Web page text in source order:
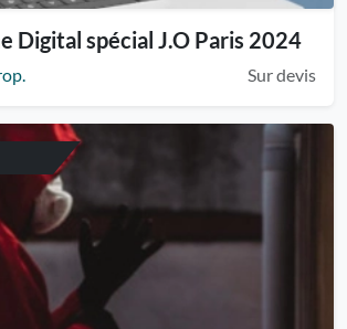
Digital spécial J.O Paris 2024
Sur devis